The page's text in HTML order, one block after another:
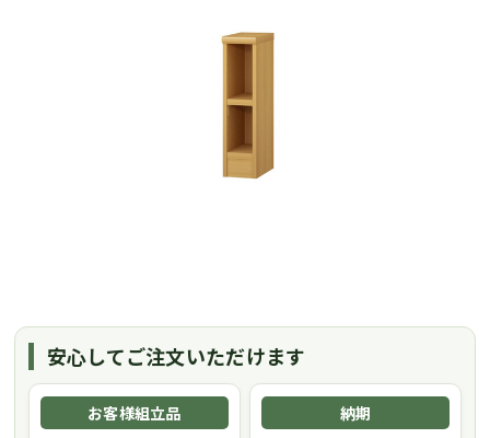
安心してご注文いただけます
お客様組立品 納期